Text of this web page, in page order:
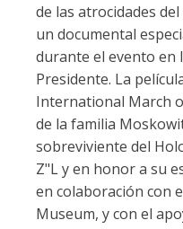
de las atrocidades
un documental
durante el evento en
Presidente. La
International March
de la familia
sobreviviente del
Z"L y en honor a su
en colaboración con
Museum, y con el